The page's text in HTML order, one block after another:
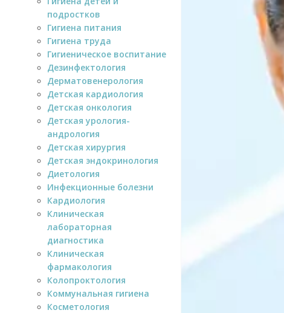
подростков
Гигиена питания
Гигиена труда
Гигиеническое воспитание
Дезинфектология
Дерматовенерология
Детская кардиология
Детская онкология
Детская урология-
андрология
Детская хирургия
Детская эндокринология
Диетология
Инфекционные болезни
Кардиология
Клиническая
лабораторная
диагностика
Клиническая
фармакология
Колопроктология
Коммунальная гигиена
Косметология